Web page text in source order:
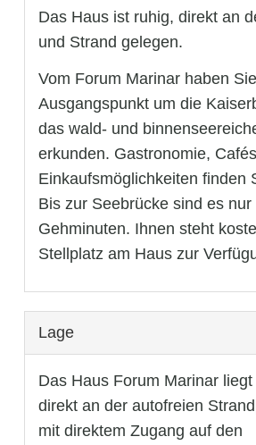
Das Haus ist ruhig, direkt an
und Strand gelegen.
Vom Forum Marinar haben
Ausgangspunkt um die
das wald- und
erkunden. Gastronomie,
Einkaufsmöglichkeiten finden
Bis zur Seebrücke sind es nur
Gehminuten. Ihnen steht
Stellplatz am Haus zur
Lage
Das Haus Forum Marinar
direkt an der autofreien
mit direktem Zugang auf den